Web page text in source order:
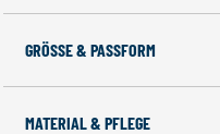
GRÖSSE & PASSFORM
MATERIAL & PFLEGE